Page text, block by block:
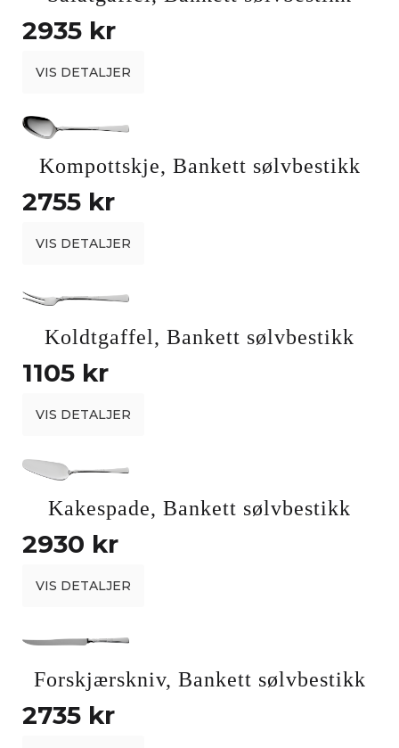
2935 kr
VIS DETALJER
Kompottskje, Bankett sølvbestikk
2755 kr
VIS DETALJER
Koldtgaffel, Bankett sølvbestikk
1105 kr
VIS DETALJER
Kakespade, Bankett sølvbestikk
2930 kr
VIS DETALJER
Forskjærskniv, Bankett sølvbestikk
2735 kr